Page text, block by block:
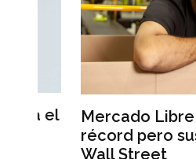
Mercado Libre
récord pero sus
Wall Street